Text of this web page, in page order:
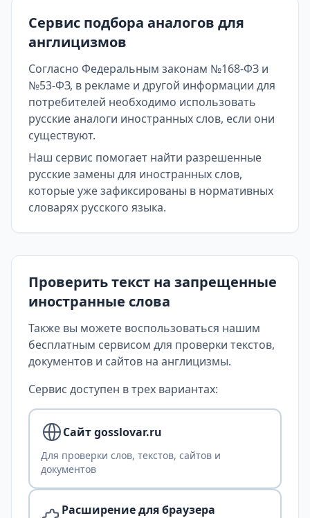
Сервис подбора аналогов для
англицизмов
Согласно Федеральным законам №168-ФЗ и
№53-ФЗ, в рекламе и другой информации для
потребителей необходимо использовать
русские аналоги иностранных слов, если они
существуют.
Наш сервис помогает найти разрешенные
русские замены для иностранных слов,
которые уже зафиксированы в нормативных
словарях русского языка.
Проверить текст на запрещенные
иностранные слова
Также вы можете воспользоваться нашим
бесплатным сервисом для проверки текстов,
документов и сайтов на англицизмы.
Сервис доступен в трех вариантах:
Сайт gosslovar.ru
Для проверки слов, текстов, сайтов и
документов
Расширение для браузера